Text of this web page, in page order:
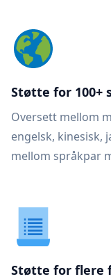
Støtte for 100+
Oversett mellom
engelsk, kinesisk,
mellom språkpar
Støtte for flere